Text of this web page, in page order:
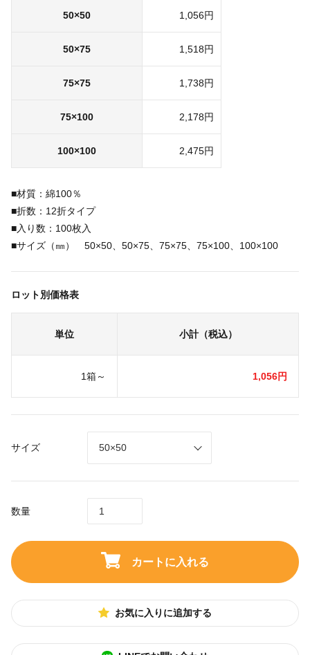
50×50 1,056円
50×75 1,518円
75×75 1,738円
75×100 2,178円
100×100 2,475円
■材質：綿100％
■折数：12折タイプ
■入り数：100枚入
■サイズ（㎜） 50×50、50×75、75×75、75×100、100×100
ロット別価格表
単位 小計（税込）
1箱～ 1,056円
サイズ
数量
カートに入れる
お気に入りに追加する